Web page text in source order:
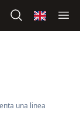
una linea